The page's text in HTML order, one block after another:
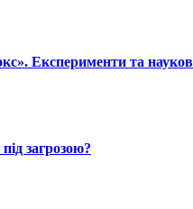
Експерименти та
загрозою?